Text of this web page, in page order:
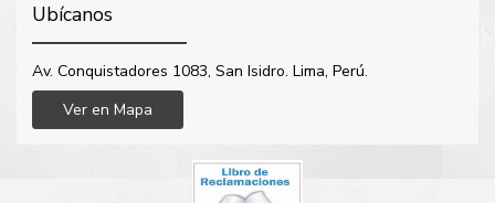
Ubícanos
Av. Conquistadores 1083, San Isidro. Lima, Perú.
Ver en Mapa